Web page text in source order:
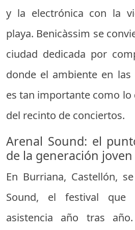
y la electrónica con la
playa. Benicàssim se
ciudad dedicada por
donde el ambiente en las
es tan importante como lo
del recinto de conciertos.
Arenal Sound: el
de la generación joven
En Burriana, Castellón,
Sound, el festival que
asistencia año tras